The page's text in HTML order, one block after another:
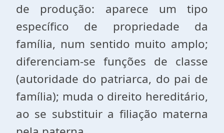
de produção: aparece um tipo
específico de propriedade da
família, num sentido muito amplo;
diferenciam-se funções de classe
(autoridade do patriarca, do pai de
família); muda o direito hereditário,
ao se substituir a filiação materna